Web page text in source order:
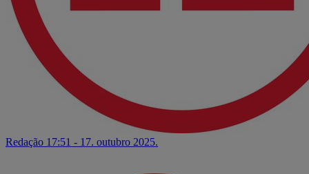
Redação 17:51 - 17. outubro 2025.